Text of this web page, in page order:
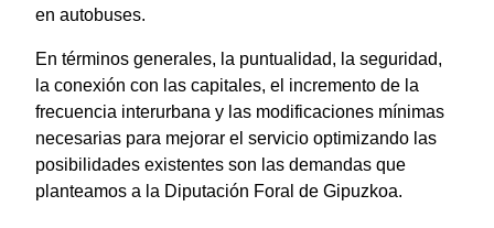
en autobuses.
En términos generales, la puntualidad, la seguridad,
la conexión con las capitales, el incremento de la
frecuencia interurbana y las modificaciones mínimas
necesarias para mejorar el servicio optimizando las
posibilidades existentes son las demandas que
planteamos a la Diputación Foral de Gipuzkoa.